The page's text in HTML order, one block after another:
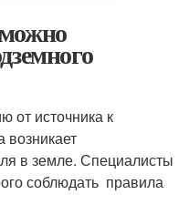
от источника к
возникает
в земле. Специалисты
соблюдать правила